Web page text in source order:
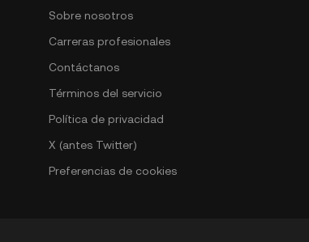
Sobre nosotros
Carreras profesionales
Contáctanos
Términos del servicio
Política de privacidad
X (antes Twitter)
Preferencias de cookies